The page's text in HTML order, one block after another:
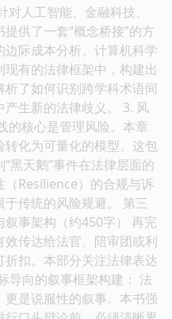
人工智能、金融科技、
供了一套“概念桥接”的方
际成本分析、计算机科学
有的法律框架中，构建出
了如何识别跨学科术语间
生新的法律歧义。 3. 风
的核心是管理风险。本章
化为可量化的模型。这包
黑天鹅”事件在法律层面的
Resilience）的合规与诉
传统的风险规避。 第三
事架构（约450字） 再完
传达给法官、陪审团或利
扣。本部分关注法律表达
导向的叙事框架构建： 法
是说服性的叙事。本书强